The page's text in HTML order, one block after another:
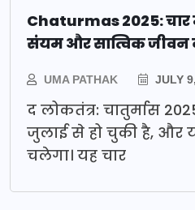
Chaturmas 2025: चार
संयम और सात्विक
UMA PATHAK JULY
द लोकतंत्र: चातुर्मास
जुलाई से हो चुकी है, और
चलेगा। यह चार